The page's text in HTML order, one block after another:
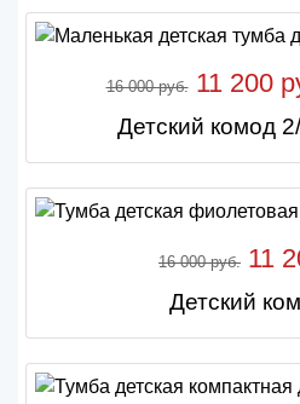
16 000 руб.11 200
Детский комод
16 000 руб. 11
Детский